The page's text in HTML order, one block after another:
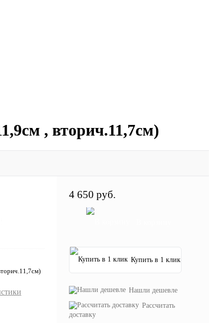
, вторич.11,7см)
4 650 руб.
Купить в 1 клик
Нашли дешевле
Рассчитать
доставку